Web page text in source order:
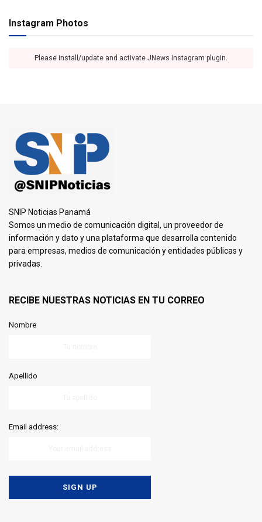
Instagram Photos
Please install/update and activate JNews Instagram plugin.
SNIP Noticias Panamá
Somos un medio de comunicación digital, un proveedor de
información y dato y una plataforma que desarrolla contenido
para empresas, medios de comunicación y entidades públicas y
privadas.
RECIBE NUESTRAS NOTICIAS EN TU CORREO
Nombre
Apellido
Email address: